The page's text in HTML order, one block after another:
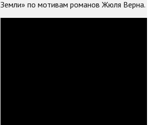
Земли» по мотивам романов Жюля Верна.